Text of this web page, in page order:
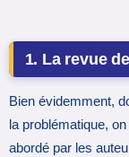
1. La revue
Bien évidemment,
la problématique,
abordé par les